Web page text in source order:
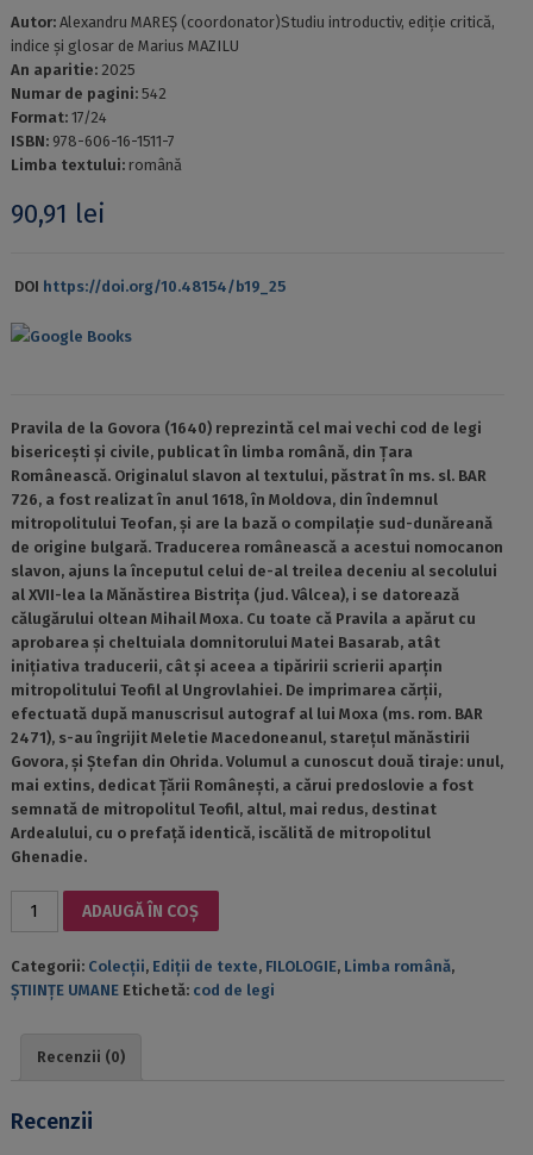
Autor: Alexandru MAREȘ (coordonator)Studiu introductiv, ediție critică,
indice și glosar de Marius MAZILU
An aparitie: 2025
Numar de pagini: 542
Format: 17/24
ISBN: 978-606-16-1511-7
Limba textului: română
90,91 lei
DOI https://doi.org/10.48154/b19_25
Google Books
Pravila de la Govora (1640) reprezintă cel mai vechi cod de legi
bisericești și civile, publicat în limba română, din Țara
Românească. Originalul slavon al textului, păstrat în ms. sl. BAR
726, a fost realizat în anul 1618, în Moldova, din îndemnul
mitropolitului Teofan, și are la bază o compilație sud-dunăreană
de origine bulgară. Traducerea românească a acestui nomocanon
slavon, ajuns la începutul celui de-al treilea deceniu al secolului
al XVII-lea la Mănăstirea Bistrița (jud. Vâlcea), i se datorează
călugărului oltean Mihail Moxa. Cu toate că Pravila a apărut cu
aprobarea și cheltuiala domnitorului Matei Basarab, atât
inițiativa traducerii, cât și aceea a tipăririi scrierii aparțin
mitropolitului Teofil al Ungrovlahiei. De imprimarea cărții,
efectuată după manuscrisul autograf al lui Moxa (ms. rom. BAR
2471), s-au îngrijit Meletie Macedoneanul, starețul mănăstirii
Govora, și Ștefan din Ohrida. Volumul a cunoscut două tiraje: unul,
mai extins, dedicat Țării Românești, a cărui predoslovie a fost
semnată de mitropolitul Teofil, altul, mai redus, destinat
Ardealului, cu o prefață identică, iscălită de mitropolitul
Ghenadie.
LA
GOVORA
ADAUGĂ ÎN COȘ
Categorii: Colecții, Ediții de texte, FILOLOGIE, Limba română,
ȘTIINȚE UMANE Etichetă: cod de legi
Recenzii (0)
Recenzii